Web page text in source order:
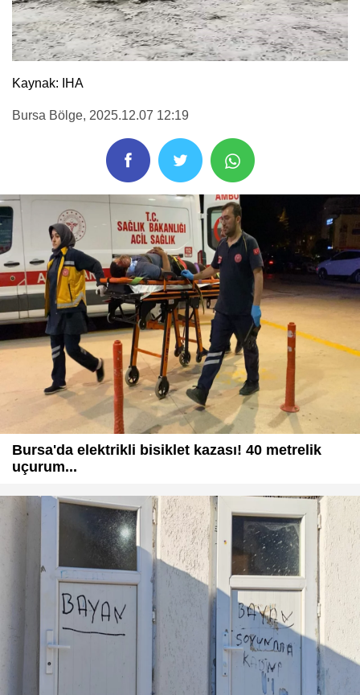
Kaynak: IHA
Bursa Bölge, 2025.12.07 12:19
Bursa'da elektrikli bisiklet kazası! 40 metrelik
uçurum...